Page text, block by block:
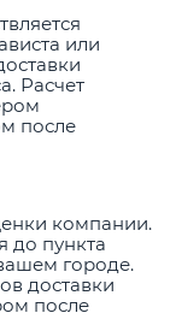
или
Расчет
после
компании.
до пункта
городе.
доставки
после